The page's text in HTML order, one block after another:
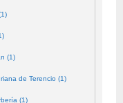
(1)
de Terencio (1)
(1)